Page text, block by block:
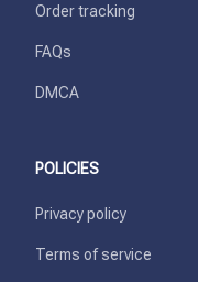
Order tracking
FAQs
DMCA
POLICIES
Privacy policy
Terms of service